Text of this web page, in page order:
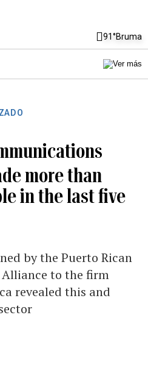
91°Bruma
more than
in the last five
by the Puerto Rican
to the firm
revealed this and